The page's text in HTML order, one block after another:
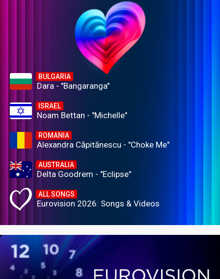
BULGARIA
Dara - "Bangaranga"
ISRAEL
Noam Bettan - "Michelle"
ROMANIA
Alexandra Căpitănescu - "Choke Me"
AUSTRALIA
Delta Goodrem - "Eclipse"
ALL SONGS
Eurovision 2026: Songs & Videos